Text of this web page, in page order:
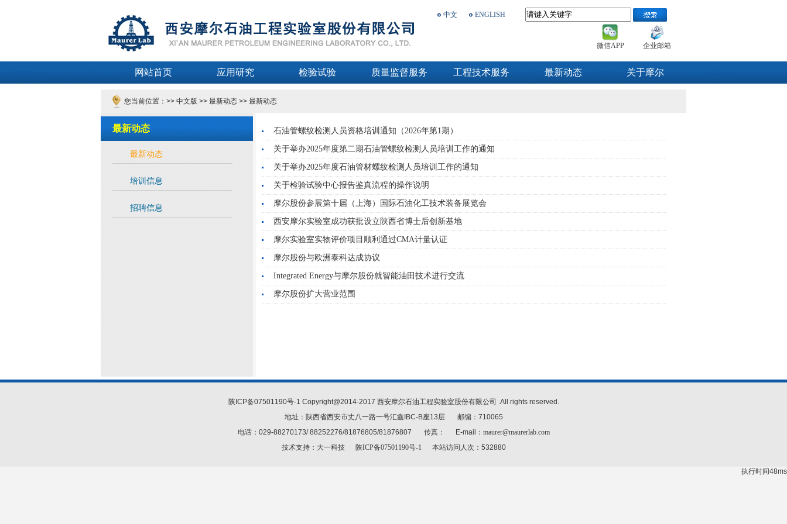
中文 ENGLISH
微信APP 企业邮箱
网站首页 应用研究 检验试验 质量监督服务 工程技术服务 最新动态 关于摩尔
您当前位置：>> 中文版 >> 最新动态 >> 最新动态
最新动态
最新动态
培训信息
招聘信息
石油管螺纹检测人员资格培训通知（2026年第1期）
关于举办2025年度第二期石油管螺纹检测人员培训工作的通知
关于举办2025年度石油管材螺纹检测人员培训工作的通知
关于检验试验中心报告鉴真流程的操作说明
摩尔股份参展第十届（上海）国际石油化工技术装备展览会
西安摩尔实验室成功获批设立陕西省博士后创新基地
摩尔实验室实物评价项目顺利通过CMA计量认证
摩尔股份与欧洲泰科达成协议
Integrated Energy与摩尔股份就智能油田技术进行交流
摩尔股份扩大营业范围
陕ICP备07501190号-1 Copyright@2014-2017 西安摩尔石油工程实验室股份有限公司 .All rights reserved.
地址：陕西省西安市丈八一路一号汇鑫IBC-B座13层 邮编：710065
电话：029-88270173/ 88252276/81876805/81876807 传真： E-mail： maurer@maurerlab.com
技术支持： 大一科技 陕ICP备07501190号-1 本站访问人次：532880
执行时间48ms